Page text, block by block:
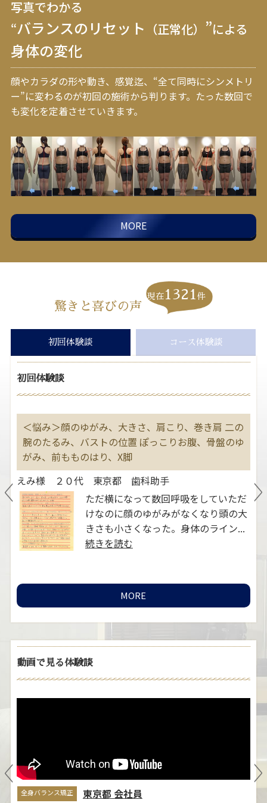
写真でわかる
“バランスのリセット （正常化） ”による
身体の変化
顔やカラダの形や動き、感覚迄、“全て同時にシンメトリ
ー”に変わるのが初回の施術から判ります。 たった数回で
も変化を定着させていきます。
MORE
驚きと喜びの声
現在 1321 件
初回体験談 コース体験談
初回体験談
＜悩み＞顔のゆがみ、大きさ、肩こり、巻き肩 二の
腕のたるみ、バストの位置 ぽっこりお腹、骨盤のゆ
がみ、前もものはり、X脚
えみ様 ２０代 東京都 歯科助手
ただ横になって数回呼吸をしていただ
けなのに顔のゆがみがなくなり頭の大
きさも小さくなった。身体のライン...
続きを読む
MORE
む
動画で見る体験談
全身バランス矯正
東京都 会社員